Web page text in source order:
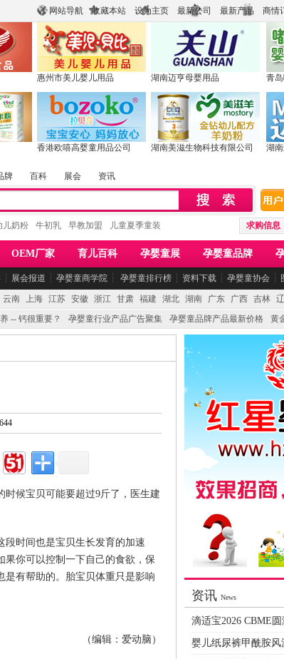
网站导航 收藏本站 设为主页 最新公司 最新产品 商情
惠州市美儿婴儿用品 湖南迈亨母婴用品 青
香港欧嘻高婴童用品公司 湖南美滋生物科技有限公司 湖
牌 百科 展会 资讯
求购信息
儿奶粉 牛初乳 早教加盟 儿童夏季童装
OEM厂家 育儿百科 孕婴童展 孕婴童品牌
┆ 展会报道 ┆ 孕婴童商学院 ┆ 孕婴童排行榜 ┆ 资料下载 ┆ 孕婴童协会 ┆
云南 上海 江苏 安徽 浙江 甘肃 福建 湖北 湖南 广东 广西 吉林
-- 钙很重要？ 孕婴童行业产品广告聚集 孕婴童品牌产品最新价格 黄
候宝贝可能要超过9斤了，医生建
时间也是宝贝生长发育的加速
果你可以控制一下自己的食欲，保
是有帮助的。胎宝贝体重只是影响
（编辑：爱动脑）
资讯 News
滴适宝2026 CBME
婴儿纸尿裤甲酰胺